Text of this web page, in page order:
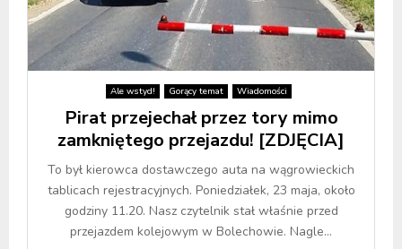
Ale wstyd! Gorący temat Wiadomości
Pirat przejechał przez tory mimo
zamkniętego przejazdu! [ZDJĘCIA]
To był kierowca dostawczego auta na wągrowieckich
tablicach rejestracyjnych. Poniedziałek, 23 maja, około
godziny 11.20. Nasz czytelnik stał właśnie przed
przejazdem kolejowym w Bolechowie. Nagle...